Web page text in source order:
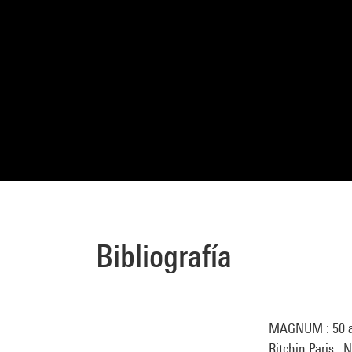
Bibliografía
MAGNUM : 50
Ritchin Paris :